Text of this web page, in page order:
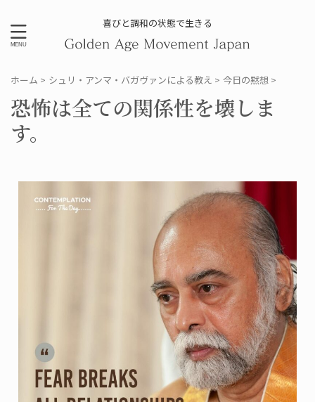
喜びと調和の状態で生きる
ホーム > シュリ・アンマ・バガヴァンによる教え > 今日の黙想 >
恐怖は全ての関係性を壊しま
す。